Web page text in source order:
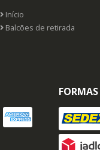
Início
Balcões de retirada